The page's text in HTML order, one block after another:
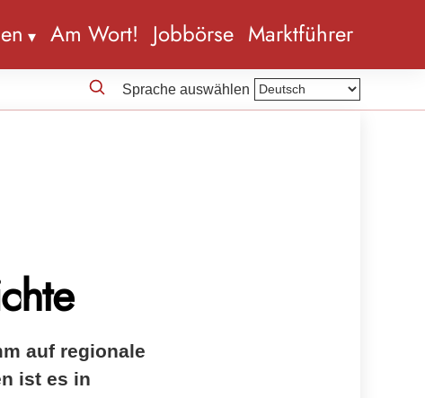
Am Wort! Jobbörse Marktführer
Sprache auswählen
auf regionale
ist es in